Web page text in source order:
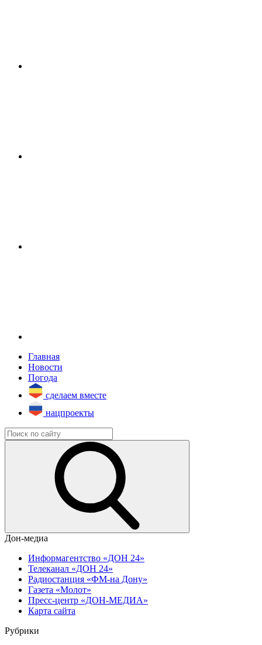
Главная
Новости
Погода
сделаем вместе
нацпроекты
Дон-медиа
Информагентство «ДОН 24»
Телеканал «ДОН 24»
Радиостанция «ФМ-на Дону»
Газета «Молот»
Пресс-центр «ДОН-МЕДИА»
Карта сайта
Рубрики